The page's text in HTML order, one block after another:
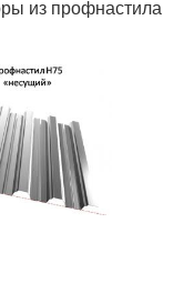
из профнастила